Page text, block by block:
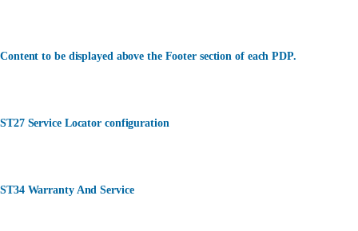
Content to be displayed above the Footer section of each PDP.
ST27 Service Locator configuration
ST34 Warranty And Service